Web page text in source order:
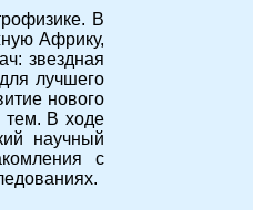
В
Африку,
звездная
лучшего
нового
тем. В ходе
научный
с